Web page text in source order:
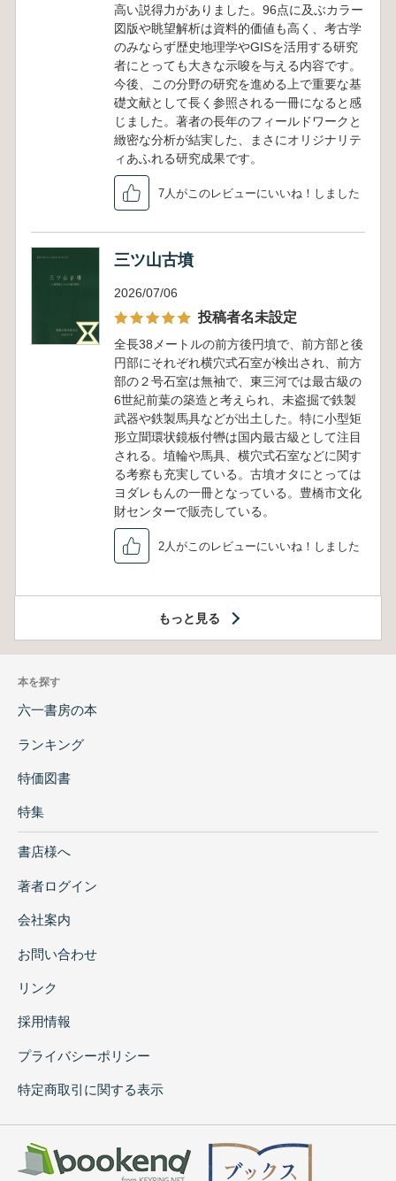
高い説得力がありました。96点に及ぶカラー
図版や眺望解析は資料的価値も高く、考古学
のみならず歴史地理学やGISを活用する研究
者にとっても大きな示唆を与える内容です。
今後、この分野の研究を進める上で重要な基
礎文献として長く参照される一冊になると感
じました。著者の長年のフィールドワークと
緻密な分析が結実した、まさにオリジナリテ
ィあふれる研究成果です。
7人がこのレビューにいいね！しました
三ツ山古墳
2026/07/06
投稿者名未設定
全長38メートルの前方後円墳で、前方部と後
円部にそれぞれ横穴式石室が検出され、前方
部の２号石室は無袖で、東三河では最古級の
6世紀前葉の築造と考えられ、未盗掘で鉄製
武器や鉄製馬具などが出土した。特に小型矩
形立聞環状鏡板付轡は国内最古級として注目
される。埴輪や馬具、横穴式石室などに関す
る考察も充実している。古墳オタにとっては
ヨダレもんの一冊となっている。豊橋市文化
財センターで販売している。
2人がこのレビューにいいね！しました
もっと見る
本を探す
六一書房の本
ランキング
特価図書
特集
書店様へ
著者ログイン
会社案内
お問い合わせ
リンク
採用情報
プライバシーポリシー
特定商取引に関する表示